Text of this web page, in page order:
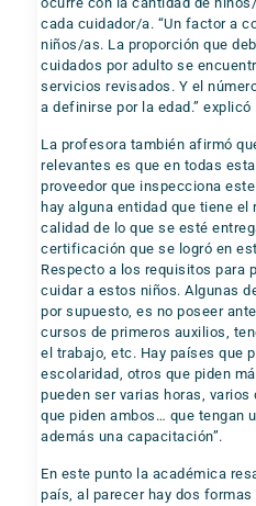
cada cuidador/a. “Un factor a
niños/as. La proporción que
cuidados por adulto se
servicios revisados. Y el
a definirse por la edad.” explicó
La profesora también afirmó
relevantes es que en todas
proveedor que inspecciona
hay alguna entidad que tiene
calidad de lo que se esté
certificación que se logró en
Respecto a los requisitos para
cuidar a estos niños. Algunas
por supuesto, es no poseer
cursos de primeros auxilios,
el trabajo, etc. Hay países que
escolaridad, otros que piden
pueden ser varias horas, varios
que piden ambos… que tengan
además una capacitación”.
En este punto la académica
país, al parecer hay dos